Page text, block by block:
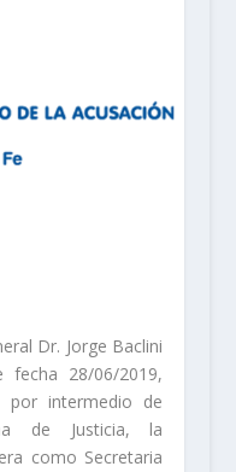
Dr. Jorge Baclini
fecha 28/06/2019,
por intermedio de
de Justicia, la
como Secretaria